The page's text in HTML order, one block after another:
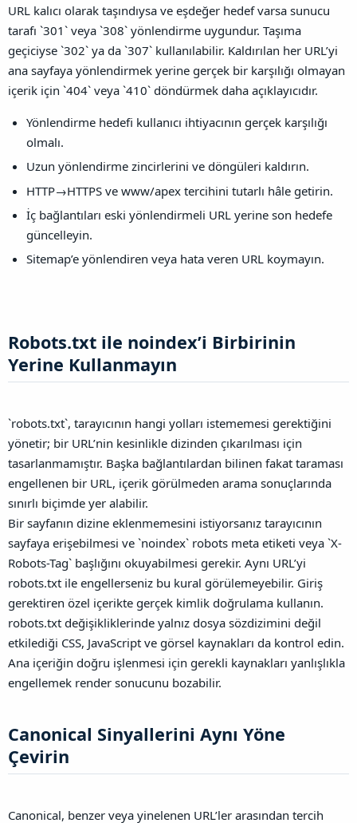
URL kalıcı olarak taşındıysa ve eşdeğer hedef varsa sunucu
tarafı `301` veya `308` yönlendirme uygundur. Taşıma
geçiciyse `302` ya da `307` kullanılabilir. Kaldırılan her URL’yi
ana sayfaya yönlendirmek yerine gerçek bir karşılığı olmayan
içerik için `404` veya `410` döndürmek daha açıklayıcıdır.
Yönlendirme hedefi kullanıcı ihtiyacının gerçek karşılığı
olmalı.
Uzun yönlendirme zincirlerini ve döngüleri kaldırın.
HTTP→HTTPS ve www/apex tercihini tutarlı hâle getirin.
İç bağlantıları eski yönlendirmeli URL yerine son hedefe
güncelleyin.
Sitemap’e yönlendiren veya hata veren URL koymayın.
Robots.txt ile noindex’i Birbirinin
Yerine Kullanmayın​
`robots.txt`, tarayıcının hangi yolları istememesi gerektiğini
yönetir; bir URL’nin kesinlikle dizinden çıkarılması için
tasarlanmamıştır. Başka bağlantılardan bilinen fakat taraması
engellenen bir URL, içerik görülmeden arama sonuçlarında
sınırlı biçimde yer alabilir.
Bir sayfanın dizine eklenmemesini istiyorsanız tarayıcının
sayfaya erişebilmesi ve `noindex` robots meta etiketi veya `X-
Robots-Tag` başlığını okuyabilmesi gerekir. Aynı URL’yi
robots.txt ile engellerseniz bu kural görülemeyebilir. Giriş
gerektiren özel içerikte gerçek kimlik doğrulama kullanın.
robots.txt değişikliklerinde yalnız dosya sözdizimini değil
etkilediği CSS, JavaScript ve görsel kaynakları da kontrol edin.
Ana içeriğin doğru işlenmesi için gerekli kaynakları yanlışlıkla
engellemek render sonucunu bozabilir.
Canonical Sinyallerini Aynı Yöne
Çevirin​
Canonical, benzer veya yinelenen URL’ler arasından tercih